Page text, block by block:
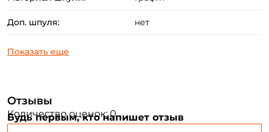
Доп. шпуля: нет
Отзывы
Количество оценок: 0
Будь первым, кто напишет отзыв
Email: *
Придумайте пароль: *